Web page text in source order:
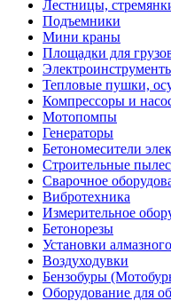
Лестницы,
Подъемники
Мини краны
Площадки для
Тепловые пушки,
Компрессоры и
Мотопомпы
Генераторы
Бетономесители
Строительные
Сварочное
Вибротехника
Измерительное
Бетонорезы
Установки
Воздуходувки
Бензобуры
Оборудование для